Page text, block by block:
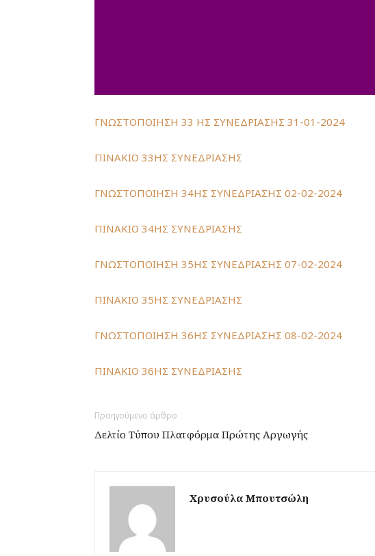
ΓΝΩΣΤΟΠΟΙΗΣΗ 33 ΗΣ ΣΥΝΕΔΡΙΑΣHΣ 31-01-2024
ΠΙΝΑΚΙO 33ΗΣ ΣΥΝΕΔΡΙΑΣΗΣ
ΓΝΩΣΤΟΠΟΙΗΣΗ 34ΗΣ ΣΥΝΕΔΡΙΑΣHΣ 02-02-2024
ΠΙΝΑΚΙO 34ΗΣ ΣΥΝΕΔΡΙΑΣΗΣ
ΓΝΩΣΤΟΠΟΙΗΣΗ 35ΗΣ ΣΥΝΕΔΡΙΑΣHΣ 07-02-2024
ΠΙΝΑΚΙO 35ΗΣ ΣΥΝΕΔΡΙΑΣΗΣ
ΓΝΩΣΤΟΠΟΙΗΣΗ 36ΗΣ ΣΥΝΕΔΡΙΑΣHΣ 08-02-2024
ΠΙΝΑΚΙO 36ΗΣ ΣΥΝΕΔΡΙΑΣΗΣ
Προηγούμενο άρθρο
Δελτίο Τύπου Πλατφόρμα Πρώτης Αργωγής
Χρυσούλα Μπουτσώλη